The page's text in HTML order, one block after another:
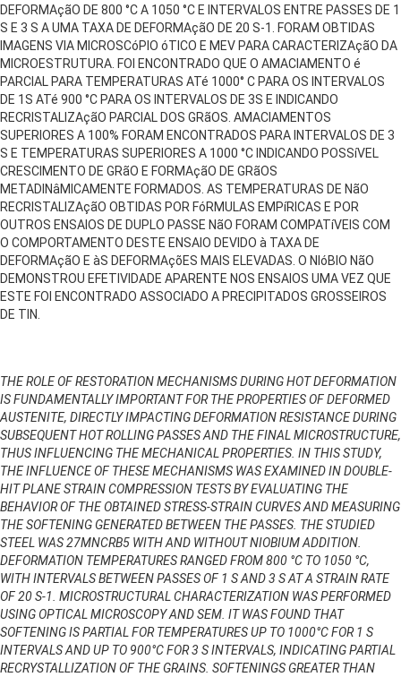
DEFORMAçãO DE 800 °C A 1050 °C E INTERVALOS ENTRE PASSES DE 1
S E 3 S A UMA TAXA DE DEFORMAçãO DE 20 S-1. FORAM OBTIDAS
IMAGENS VIA MICROSCóPIO óTICO E MEV PARA CARACTERIZAçãO DA
MICROESTRUTURA. FOI ENCONTRADO QUE O AMACIAMENTO é
PARCIAL PARA TEMPERATURAS ATé 1000° C PARA OS INTERVALOS
DE 1S ATé 900 °C PARA OS INTERVALOS DE 3S E INDICANDO
RECRISTALIZAçãO PARCIAL DOS GRãOS. AMACIAMENTOS
SUPERIORES A 100% FORAM ENCONTRADOS PARA INTERVALOS DE 3
S E TEMPERATURAS SUPERIORES A 1000 °C INDICANDO POSSíVEL
CRESCIMENTO DE GRãO E FORMAçãO DE GRãOS
METADINâMICAMENTE FORMADOS. AS TEMPERATURAS DE NãO
RECRISTALIZAçãO OBTIDAS POR FóRMULAS EMPíRICAS E POR
OUTROS ENSAIOS DE DUPLO PASSE NãO FORAM COMPATíVEIS COM
O COMPORTAMENTO DESTE ENSAIO DEVIDO à TAXA DE
DEFORMAçãO E àS DEFORMAçõES MAIS ELEVADAS. O NIóBIO NãO
DEMONSTROU EFETIVIDADE APARENTE NOS ENSAIOS UMA VEZ QUE
ESTE FOI ENCONTRADO ASSOCIADO A PRECIPITADOS GROSSEIROS
DE TIN.
THE ROLE OF RESTORATION MECHANISMS DURING HOT DEFORMATION
IS FUNDAMENTALLY IMPORTANT FOR THE PROPERTIES OF DEFORMED
AUSTENITE, DIRECTLY IMPACTING DEFORMATION RESISTANCE DURING
SUBSEQUENT HOT ROLLING PASSES AND THE FINAL MICROSTRUCTURE,
THUS INFLUENCING THE MECHANICAL PROPERTIES. IN THIS STUDY,
THE INFLUENCE OF THESE MECHANISMS WAS EXAMINED IN DOUBLE-
HIT PLANE STRAIN COMPRESSION TESTS BY EVALUATING THE
BEHAVIOR OF THE OBTAINED STRESS-STRAIN CURVES AND MEASURING
THE SOFTENING GENERATED BETWEEN THE PASSES. THE STUDIED
STEEL WAS 27MNCRB5 WITH AND WITHOUT NIOBIUM ADDITION.
DEFORMATION TEMPERATURES RANGED FROM 800 °C TO 1050 °C,
WITH INTERVALS BETWEEN PASSES OF 1 S AND 3 S AT A STRAIN RATE
OF 20 S-1. MICROSTRUCTURAL CHARACTERIZATION WAS PERFORMED
USING OPTICAL MICROSCOPY AND SEM. IT WAS FOUND THAT
SOFTENING IS PARTIAL FOR TEMPERATURES UP TO 1000°C FOR 1 S
INTERVALS AND UP TO 900°C FOR 3 S INTERVALS, INDICATING PARTIAL
RECRYSTALLIZATION OF THE GRAINS. SOFTENINGS GREATER THAN